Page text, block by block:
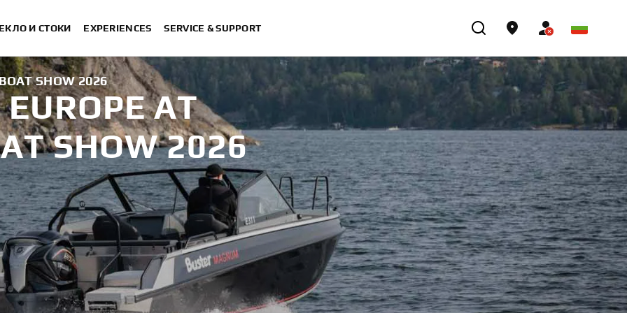
И СТОКИ EXPERIENCES SERVICE & SUPPORT
SHOW 2026
AT
SHOW 2026